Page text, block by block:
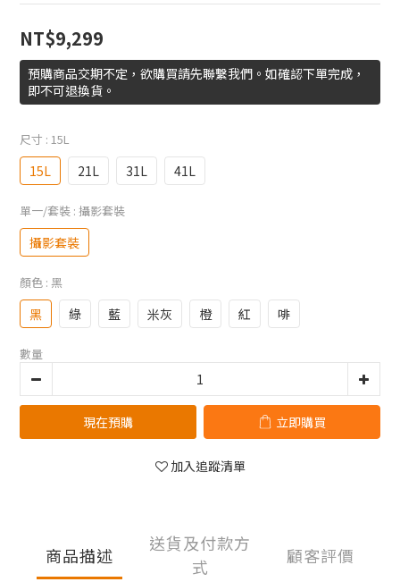
NT$9,299
預購商品交期不定，欲購買請先聯繫我們。如確認下單完成，
即不可退換貨。
尺寸 : 15L
15L 21L 31L 41L
單一/套裝 : 攝影套裝
攝影套裝
顏色 : 黑
黑 綠 藍 米灰 橙 紅 啡
數量
現在預購 立即購買
加入追蹤清單
商品描述
送貨及付款方
式
顧客評價